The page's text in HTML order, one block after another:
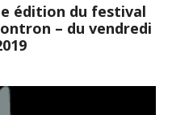
édition du festival
– du vendredi